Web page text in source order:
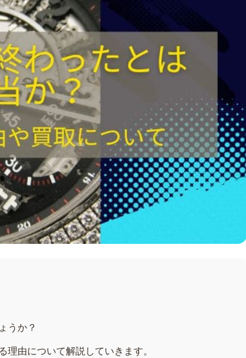
時計 毛皮
うか？
理由について解説していきます。